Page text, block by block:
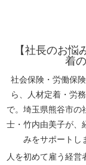
【社長のお
着
社会保険・労働保
ら、人材定着・労
で。埼玉県熊谷市の
士・竹内由美子が、
みをサポート
人を初めて雇う経営